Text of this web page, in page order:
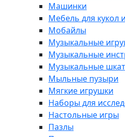
Машинки
Мебель для кукол
Мобайлы
Музыкальные
Музыкальные
Музыкальные
Мыльные пузыри
Мягкие игрушки
Наборы для
Настольные игры
Пазлы